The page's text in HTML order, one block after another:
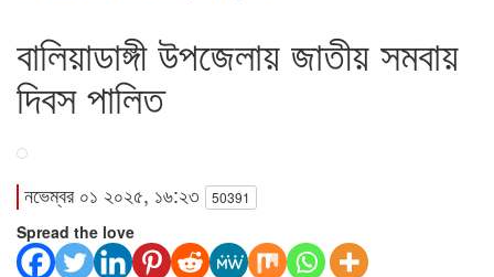
বালিয়াডাঙ্গী উপজেলায় জাতীয় সমবায়
দিবস পালিত
নভেম্বর ০১ ২০২৫, ১৬:২৩ 50391
Spread the love